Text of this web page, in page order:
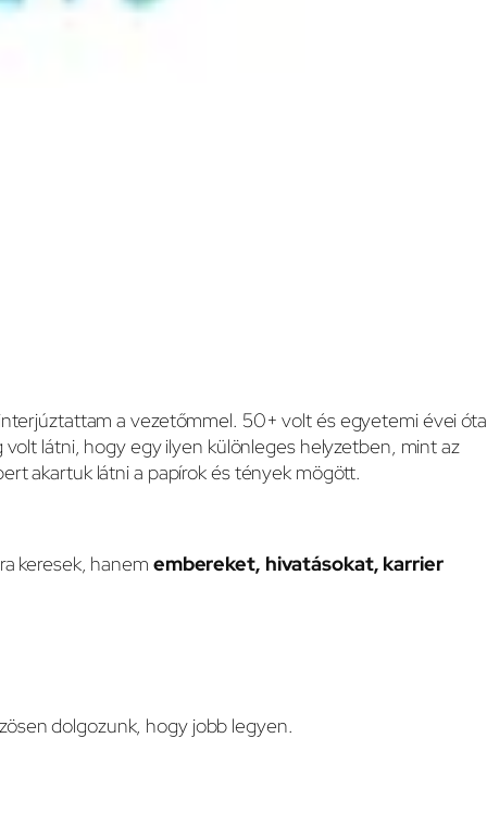
a vezetőmmel. 50+ volt és egyetemi évei óta
látni, hogy egy ilyen különleges helyzetben, mint az
akartuk látni a papírok és tények mögött.
keresek, hanem embereket, hivatásokat, karrier
dolgozunk, hogy jobb legyen.